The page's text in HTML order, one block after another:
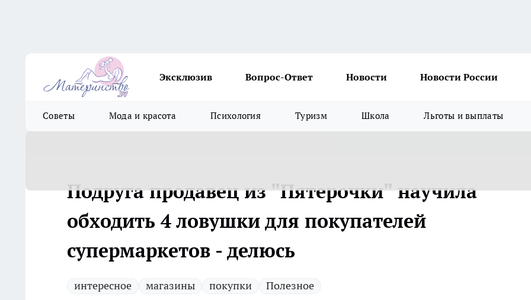
Эксклюзив Вопрос-Ответ Новости Новости России
Советы Мода и красота Психология Туризм Школа Льготы и выплаты
Подруга продавец из "Пятерочки" научила
обходить 4 ловушки для покупателей
супермаркетов - делюсь
интересное магазины покупки Полезное